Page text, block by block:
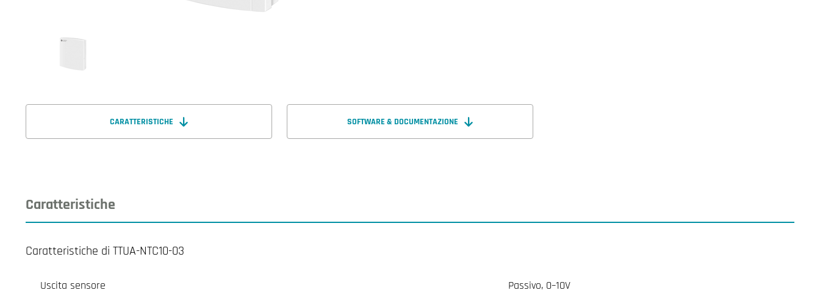
CARATTERISTICHE SOFTWARE & DOCUMENTAZIONE
Caratteristiche
Caratteristiche di TTUA-NTC10-03
Uscita sensore Passivo, 0–10V